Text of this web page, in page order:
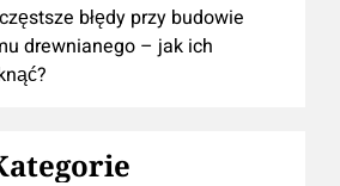
błędy przy budowie
drewnianego – jak ich